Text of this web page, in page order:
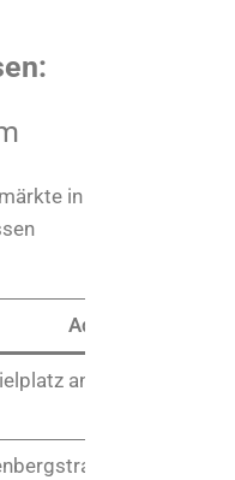
in
Adresse
an der Bärendelle
81